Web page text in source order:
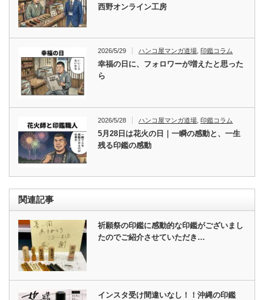
西野オンライン工房
2026/5/29 ハンコ屋マンガ道場 印鑑コラム
幸福の日に、フォロワーが増えたと思った
ら
2026/5/28 ハンコ屋マンガ道場 ,印鑑コラム
5月28日は花火の日｜一瞬の感動と、一生
残る印鑑の感動
関連記事
祈願祭の印鑑に感動的な印鑑がございまし
たのでご紹介させていただき…
インスタ受け間違いなし！！沖縄の印鑑